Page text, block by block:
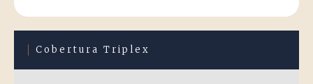
Cobertura Triplex